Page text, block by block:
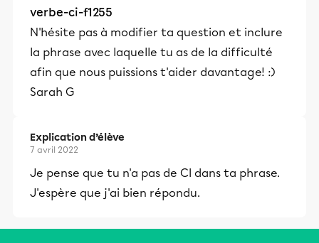
verbe-ci-f1255
N'hésite pas à modifier ta question et inclure
la phrase avec laquelle tu as de la difficulté
afin que nous puissions t'aider davantage! :)
Sarah G
Explication d’élève
7 avril 2022
Je pense que tu n'a pas de CI dans ta phrase.
J'espère que j'ai bien répondu.